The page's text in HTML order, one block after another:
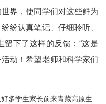
界，使同学们对这些鲜为
纷认真笔记、仔细聆听、
留下了这样的反馈：“这是
动！希望老师和科学家们
多学生家长前来青藏高原生